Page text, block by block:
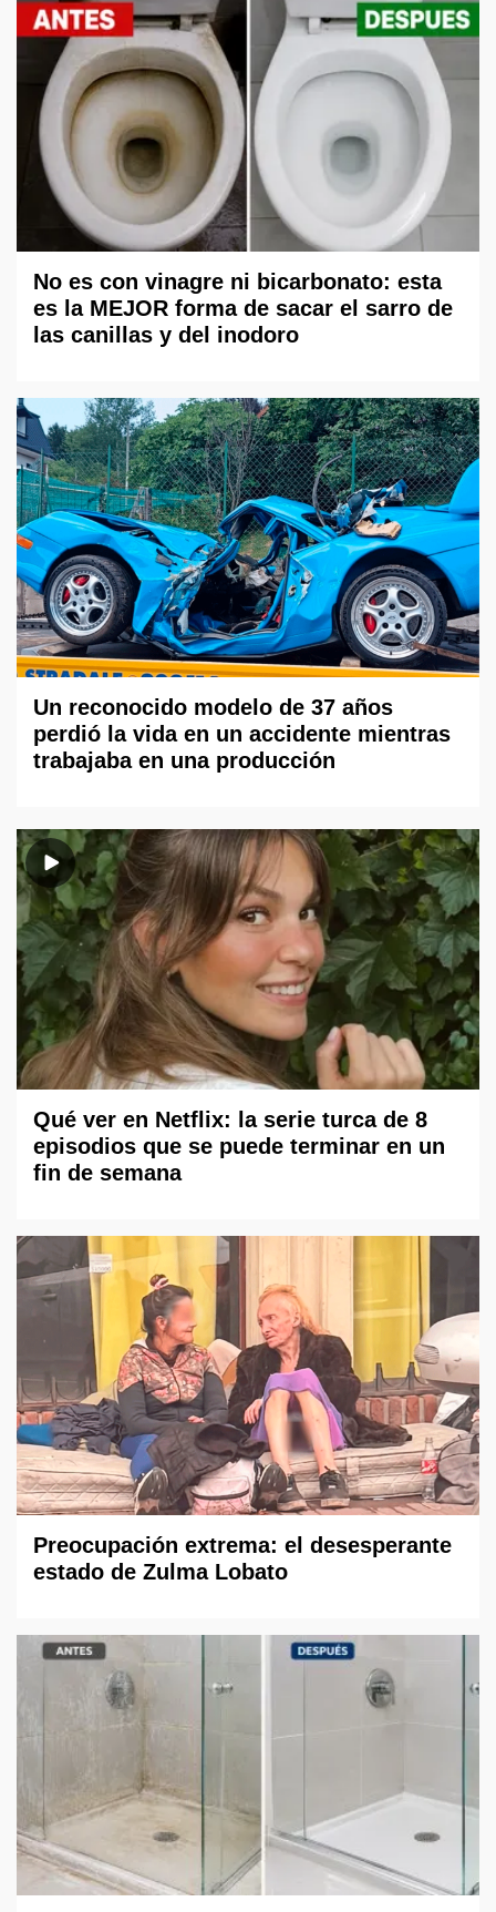
No es con vinagre ni bicarbonato: esta
es la MEJOR forma de sacar el sarro de
las canillas y del inodoro
Un reconocido modelo de 37 años
perdió la vida en un accidente mientras
trabajaba en una producción
Qué ver en Netflix: la serie turca de 8
episodios que se puede terminar en un
fin de semana
Preocupación extrema: el desesperante
estado de Zulma Lobato